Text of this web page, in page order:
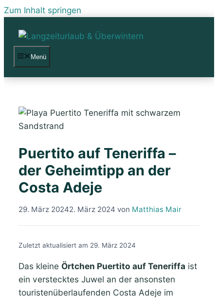
Zum Inhalt springen
Menü
Puertito auf Teneriffa –
der Geheimtipp an der
Costa Adeje
29. März 20242. März 2024 von Matthias Mair
Zuletzt aktualisiert am 29. März 2024
Das kleine Örtchen Puertito auf Teneriffa ist
ein verstecktes Juwel an der ansonsten
touristenüberlaufenden Costa Adeje im